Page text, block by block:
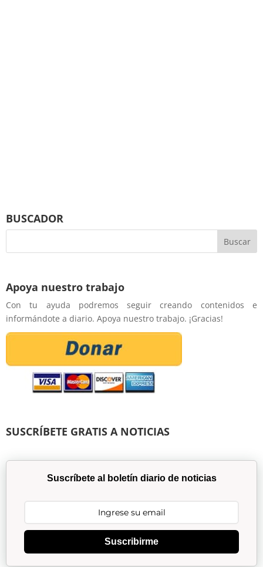
BUSCADOR
Apoya nuestro trabajo
Con tu ayuda podremos seguir creando contenidos e
informándote a diario. Apoya nuestro trabajo. ¡Gracias!
SUSCRÍBETE GRATIS A NOTICIAS
Suscríbete al boletín diario de noticias
Suscribirme